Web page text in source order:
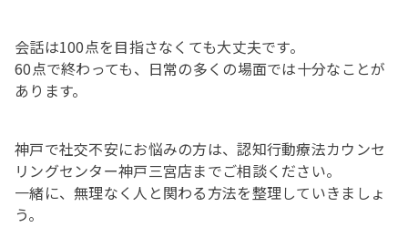
会話は100点を目指さなくても大丈夫です。
60点で終わっても、日常の多くの場面では十分なことが
あります。
神戸で社交不安にお悩みの方は、認知行動療法カウンセ
リングセンター神戸三宮店までご相談ください。
一緒に、無理なく人と関わる方法を整理していきましょ
う。